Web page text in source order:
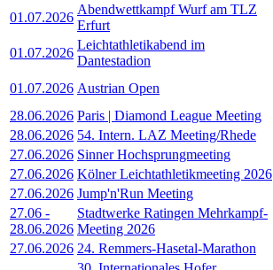
01.07.2026
Abendwettkampf Wurf am TLZ
Erfurt
01.07.2026
Leichtathletikabend im
Dantestadion
01.07.2026 Austrian Open
28.06.2026 Paris | Diamond League Meeting
28.06.2026 54. Intern. LAZ Meeting/Rhede
27.06.2026 Sinner Hochsprungmeeting
27.06.2026 Kölner Leichtathletikmeeting 2026
27.06.2026 Jump'n'Run Meeting
27.06 -
28.06.2026
Stadtwerke Ratingen Mehrkampf-
Meeting 2026
27.06.2026 24. Remmers-Hasetal-Marathon